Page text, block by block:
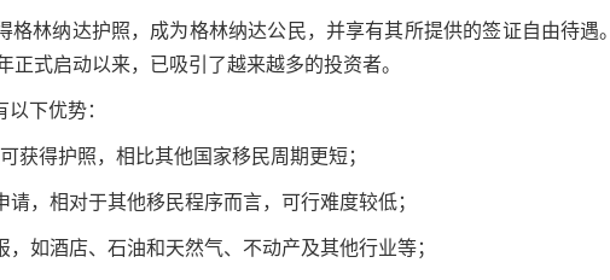
林纳达护照，成为格林纳达公民，并享有其所提供的签证自由待遇。
式启动以来，已吸引了越来越多的投资者。
下优势：
获得护照，相比其他国家移民周期更短；
，相对于其他移民程序而言，可行难度较低；
如酒店、石油和天然气、不动产及其他行业等；